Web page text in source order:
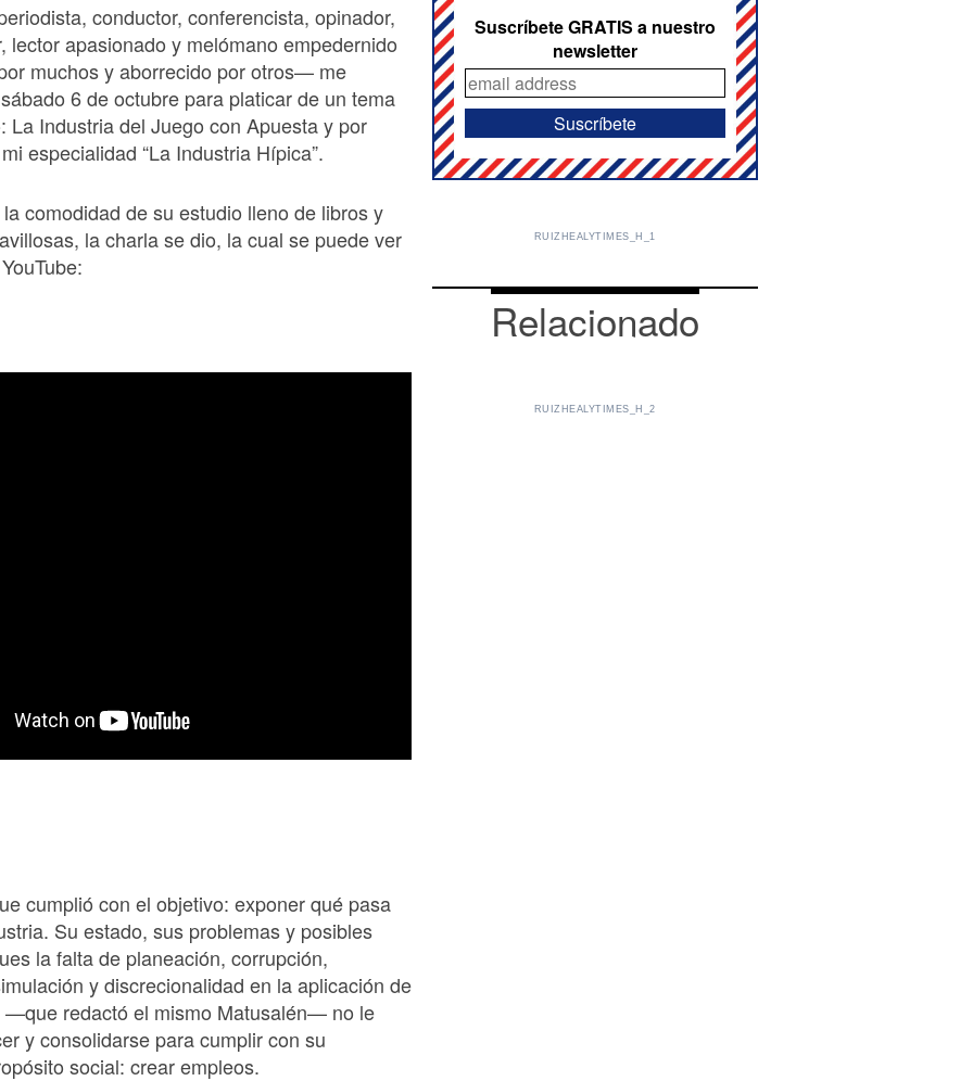
conductor, conferencista, opinador,
lector apasionado y melómano empedernido
muchos y aborrecido por otros— me
6 de octubre para platicar de un tema
La Industria del Juego con Apuesta y por
especialidad “La Industria Hípica”.
comodidad de su estudio lleno de libros y
la charla se dio, la cual se puede ver
cumplió con el objetivo: exponer qué pasa
Su estado, sus problemas y posibles
la falta de planeación, corrupción,
y discrecionalidad en la aplicación de
—que redactó el mismo Matusalén— no le
y consolidarse para cumplir con su
social: crear empleos.
Suscríbete GRATIS a nuestro
newsletter
RUIZHEALYTIMES_H_1
Relacionado
RUIZHEALYTIMES_H_2